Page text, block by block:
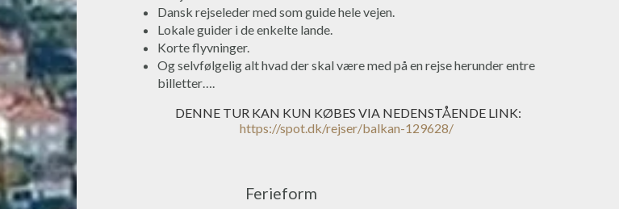
Dansk rejseleder med som guide hele vejen.
Lokale guider i de enkelte lande.
Korte flyvninger.
Og selvfølgelig alt hvad der skal være med på en rejse herunder entre
billetter….
DENNE TUR KAN KUN KØBES VIA NEDENSTÅENDE LINK:
https://spot.dk/rejser/balkan-129628/
Ferieform